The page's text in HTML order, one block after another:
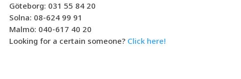
Göteborg: 031 55 84 20
Solna: 08-624 99 91
Malmö: 040-617 40 20
Looking for a certain someone? Click here!